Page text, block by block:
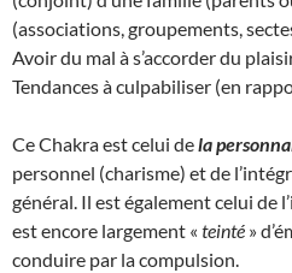
(associations, groupements,
Avoir du mal à s’accorder du
Tendances à culpabiliser (en
Ce Chakra est celui dela
personnel (charisme) et de
général. Il est également celui de
est encore largement « teinté »
conduire par la compulsion.